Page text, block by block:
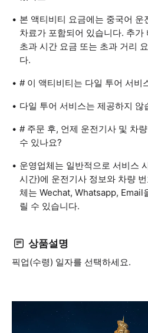
본 액티비티 요금에는 중국어 운
차료가 포함되어 있습니다. 추가
초과 시간 요금 또는 초과 거리
다.
# 이 액티비티는 다일 투어 서비
다일 투어 서비스는 제공하지 않
# 주문 후, 언제 운전기사 및 차
수 있나요?
운영업체는 일반적으로 서비스
시간)에 운전기사 정보와 차량
체는 Wechat, Whatsapp, Email
릴 수 있습니다.
상품설명
픽업(수령) 일자를 선택하세요.